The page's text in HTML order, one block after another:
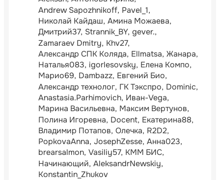
Andrew Sapozhnikoff Pavel_1
Николай Кайдаш Амина Можаева
Дмитрий37 Strannik_BY gever.
Zamaraev Dmitry Khv27
Александр СПК Коляда Ellmatsa Жанара
Наталья083 igorlesovsky Елена Компо
Марио69 Dambazz Евгений Био
Александр технолог ГК Тэкспро Dominic
Anastasia.Parhimovich Иван-Vega
Марина Васильевна Максим Вертунов
Полина Игоревна Docent Екатерина88
Владимир Потапов Олечка R2D2
PopkovaAnna JosephZesse Анна023
brearsalmon Vasiliy57 КММ БИС
Начинающий AleksandrNewskiy
Konstantin_Zhukov